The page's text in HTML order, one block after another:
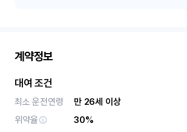
계약정보
대여 조건
최소 운전연령
만 26세 이상
위약율
30%